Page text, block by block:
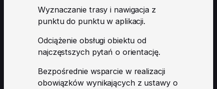
Wyznaczanie trasy i nawigacja z
punktu do punktu w aplikacji.
Odciążenie obsługi obiektu od
najczęstszych pytań o orientację.
Bezpośrednie wsparcie w realizacji
obowiązków wynikających z ustawy o